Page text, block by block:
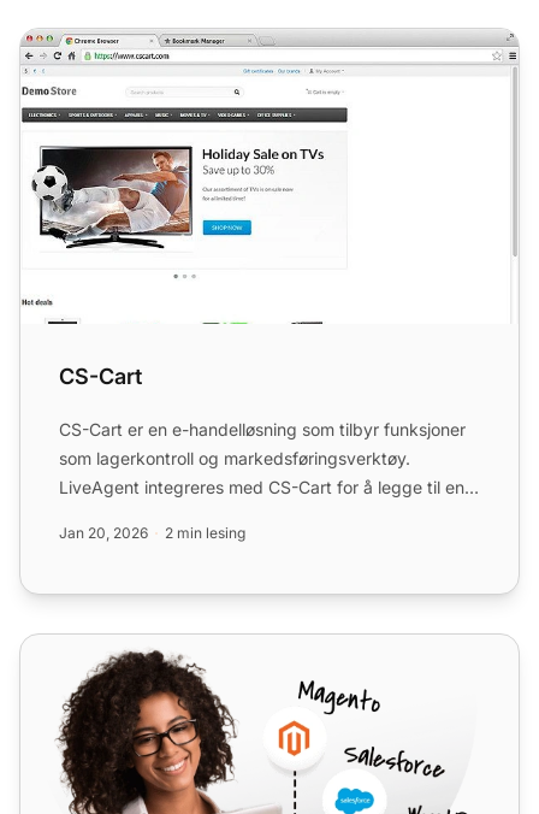
CS-Cart
CS-Cart
CS-Cart er en e-handelløsning som tilbyr funksjoner
som lagerkontroll og markedsføringsverktøy.
LiveAgent integreres med CS-Cart for å legge til en
Jan 20, 2026 2 min lesing
CoreCommerce